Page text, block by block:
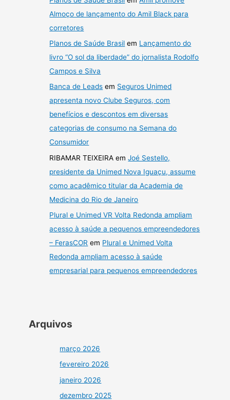
Almoço de lançamento do Amil Black para
corretores
Planos de Saúde Brasil em Lançamento do
livro “O sol da liberdade” do jornalista Rodolfo
Campos e Silva
Banca de Leads em Seguros Unimed
apresenta novo Clube Seguros, com
benefícios e descontos em diversas
categorias de consumo na Semana do
Consumidor
RIBAMAR TEIXEIRA emJoé Sestello,
presidente da Unimed Nova Iguaçu, assume
como acadêmico titular da Academia de
Medicina do Rio de Janeiro
Plural e Unimed VR Volta Redonda ampliam
acesso à saúde a pequenos empreendedores
– FerasCOR em Plural e Unimed Volta
Redonda ampliam acesso à saúde
empresarial para pequenos empreendedores
Arquivos
março 2026
fevereiro 2026
janeiro 2026
dezembro 2025